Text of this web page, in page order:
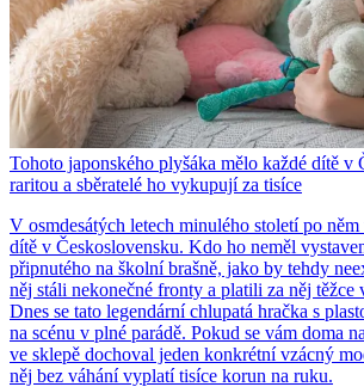
Tohoto japonského plyšáka mělo každé dítě v
raritou a sběratelé ho vykupují za tisíce
V osmdesátých letech minulého století po
dítě v Československu. Kdo ho neměl
připnutého na školní brašně, jako by tehdy
něj stáli nekonečné fronty a platili za něj
Dnes se tato legendární chlupatá hračka s
na scénu v plné parádě. Pokud se vám doma
ve sklepě dochoval jeden konkrétní vzácný
něj bez váhání vyplatí tisíce korun na ruku.